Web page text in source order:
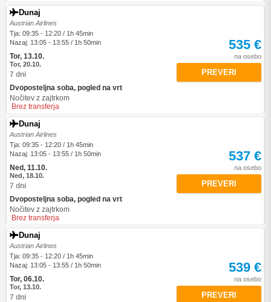
Dunaj
Austrian Airlines
Tja: 09:35 - 12:20 / 1h 45min
Nazaj: 13:05 - 13:55 / 1h 50min
Tor, 13.10.
Tor, 20.10.
7 dni
Dvoposteljna soba, pogled na vrt
Nočitev z zajtrkom
Brez transferja
535 €
na osebo
PREVERI
Dunaj
Austrian Airlines
Tja: 09:35 - 12:20 / 1h 45min
Nazaj: 13:05 - 13:55 / 1h 50min
Ned, 11.10.
Ned, 18.10.
7 dni
Dvoposteljna soba, pogled na vrt
Nočitev z zajtrkom
Brez transferja
537 €
na osebo
PREVERI
Dunaj
Austrian Airlines
Tja: 09:35 - 12:20 / 1h 45min
Nazaj: 13:05 - 13:55 / 1h 50min
Tor, 06.10.
Tor, 13.10.
7 dni
539 €
na osebo
PREVERI